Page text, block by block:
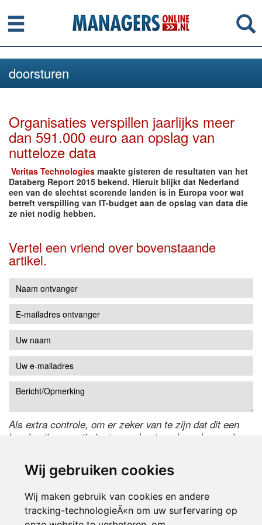
Wij gebruiken cookies
Wij maken gebruik van cookies en andere
tracking-technologieÃ«n om uw surfervaring op
Menu
doorsturen
Organisaties verspillen jaarlijks meer
dan 591.000 euro aan opslag van
nutteloze data
Veritas Technologies maakte gisteren de resultaten van het
Databerg Report 2015 bekend. Hieruit blijkt dat Nederland
een van de slechtst scorende landen is in Europa voor wat
betreft verspilling van IT-budget aan de opslag van data die
ze niet nodig hebben.
Vertel een vriend over bovenstaande
artikel.
Als extra controle, om er zeker van te zijn dat dit een
handmatige reactie is, typ onderstaande code over in
de code te wijzigen.